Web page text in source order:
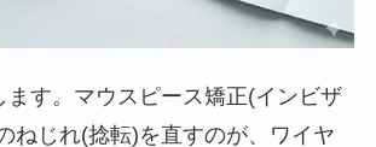
ます。マウスピース矯正(インビザ
ねじれ(捻転)を直すのが、ワイヤ